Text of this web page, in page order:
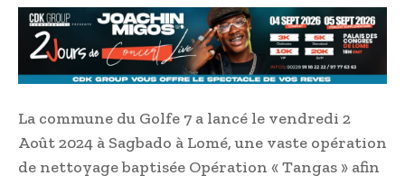
La commune du Golfe 7 a lancé le vendredi 2
Août 2024 à Sagbado à Lomé, une vaste opération
de nettoyage baptisée Opération « Tangas » afin